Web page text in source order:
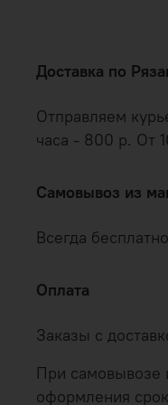
Доставка по
Отправляем
часа - 800 р. От
Самовывоз из
Всегда
Оплата
Заказы с
При самовывозе
оформления